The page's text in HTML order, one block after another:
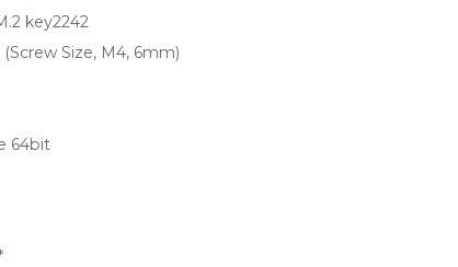
key2242
Size, M4, 6mm)
64bit